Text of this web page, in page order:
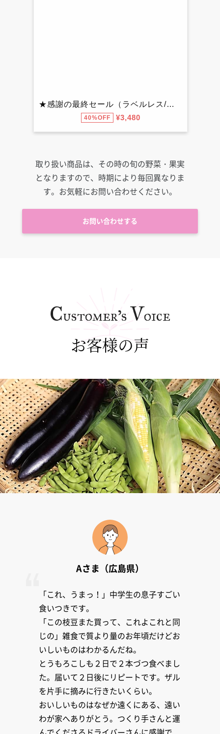
取り扱い商品は、その時の旬の野菜・果実
となりますので、 時期により毎回異なりま
す。お気軽にお問い合わせください。
お問い合わせする
Customer’sVoice
お客様の声
Aさま（広島県）
「これ、うまっ！」中学生の息子すごい
食いつきです。
「この枝豆また買って、これよこれと同
じの」雑食で質より量のお年頃だけどお
いしいものはわかるんだね。
とうもろこしも２日で２本づつ食べまし
た。届いて２日後にリピートです。ザル
を片手に摘みに行きたいくらい。
おいしいものはなぜか遠くにある、遠い
わが家へありがとう。つくり手さんと運